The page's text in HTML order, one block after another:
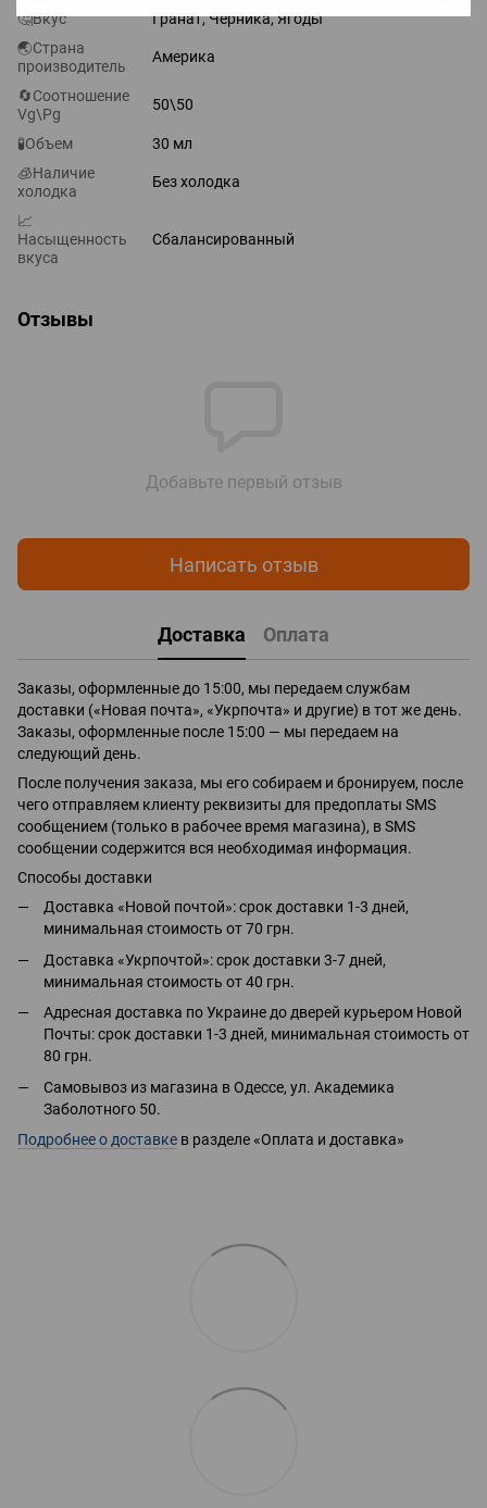
🤔Вкус
Гранат, Черника, Ягоды
🌏Страна
производитель
Америка
🔄Соотношение
Vg\Pg
50\50
🧪Объем
30 мл
🧊Наличие
холодка
Без холодка
📈
Насыщенность
вкуса
Сбалансированный
Отзывы
Добавьте первый отзыв
Написать отзыв
Доставка Оплата
Заказы, оформленные до 15:00, мы передаем службам
доставки («Новая почта», «Укрпочта» и другие) в тот же день.
Заказы, оформленные после 15:00 — мы передаем на
следующий день.
После получения заказа, мы его собираем и бронируем, после
чего отправляем клиенту реквизиты для предоплаты SMS
сообщением (только в рабочее время магазина), в SMS
сообщении содержится вся необходимая информация.
Способы доставки
Доставка «Новой почтой»: срок доставки 1-3 дней,
минимальная стоимость от 70 грн.
Доставка «Укрпочтой»: срок доставки 3-7 дней,
минимальная стоимость от 40 грн.
Адресная доставка по Украине до дверей курьером Новой
Почты: срок доставки 1-3 дней, минимальная стоимость от
80 грн.
Самовывоз из магазина в Одессе, ул. Академика
Заболотного 50.
Подробнее о доставке в разделе «Оплата и доставка»